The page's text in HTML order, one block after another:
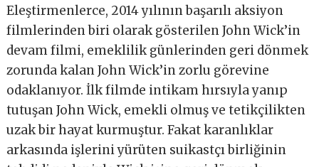
Eleştirmenlerce, 2014 yılının başarılı aksiyon
filmlerinden biri olarak gösterilen John Wick’in
devam filmi, emeklilik günlerinden geri dönmek
zorunda kalan John Wick’in zorlu görevine
odaklanıyor. İlk filmde intikam hırsıyla yanıp
tutuşan John Wick, emekli olmuş ve tetikçilikten
uzak bir hayat kurmuştur. Fakat karanlıklar
arkasında işlerini yürüten suikastçı birliğinin